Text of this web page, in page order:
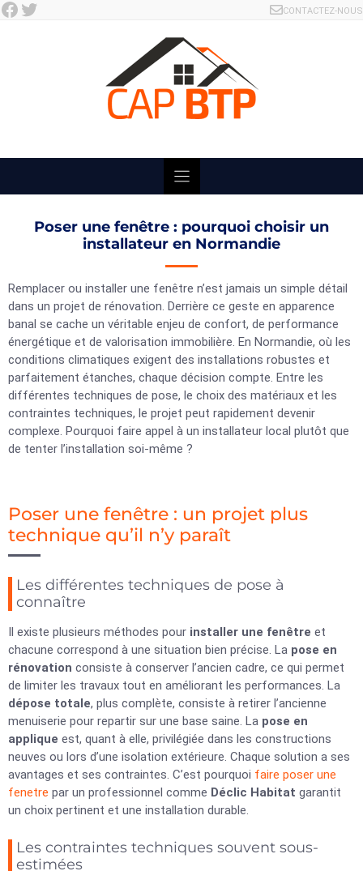
Skip
Facebook Twitter CONTACTEZ-NOUS
Poser une fenêtre : pourquoi choisir un
installateur en Normandie
Remplacer ou installer une fenêtre n’est jamais un simple détail
dans un projet de rénovation. Derrière ce geste en apparence
banal se cache un véritable enjeu de confort, de performance
énergétique et de valorisation immobilière. En Normandie, où les
conditions climatiques exigent des installations robustes et
parfaitement étanches, chaque décision compte. Entre les
différentes techniques de pose, le choix des matériaux et les
contraintes techniques, le projet peut rapidement devenir
complexe. Pourquoi faire appel à un installateur local plutôt que
de tenter l’installation soi-même ?
Poser une fenêtre : un projet plus
technique qu’il n’y paraît
Les différentes techniques de pose à
connaître
Il existe plusieurs méthodes pour installer une fenêtre et
chacune correspond à une situation bien précise. La pose en
rénovation consiste à conserver l’ancien cadre, ce qui permet
de limiter les travaux tout en améliorant les performances. La
dépose totale, plus complète, consiste à retirer l’ancienne
menuiserie pour repartir sur une base saine. La pose en
applique est, quant à elle, privilégiée dans les constructions
neuves ou lors d’une isolation extérieure. Chaque solution a ses
avantages et ses contraintes. C’est pourquoi faire poser une
fenetre par un professionnel comme Déclic Habitat garantit
un choix pertinent et une installation durable.
Les contraintes techniques souvent sous-
estimées